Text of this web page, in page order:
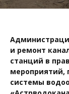
и ремонт
станций в
мероприятий,
системы